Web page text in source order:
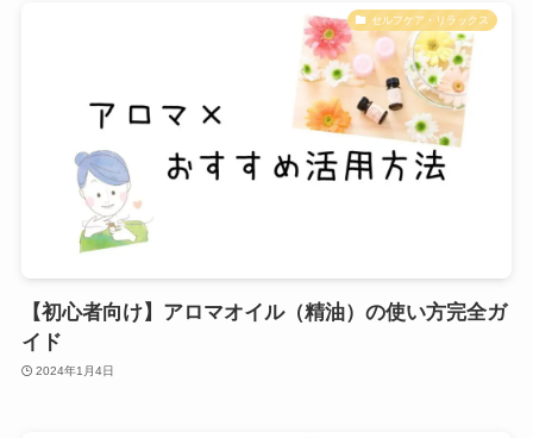
セルフケア・リラックス
【初心者向け】アロマオイル（精油）の使い方完全ガ
イド
2024年1月4日